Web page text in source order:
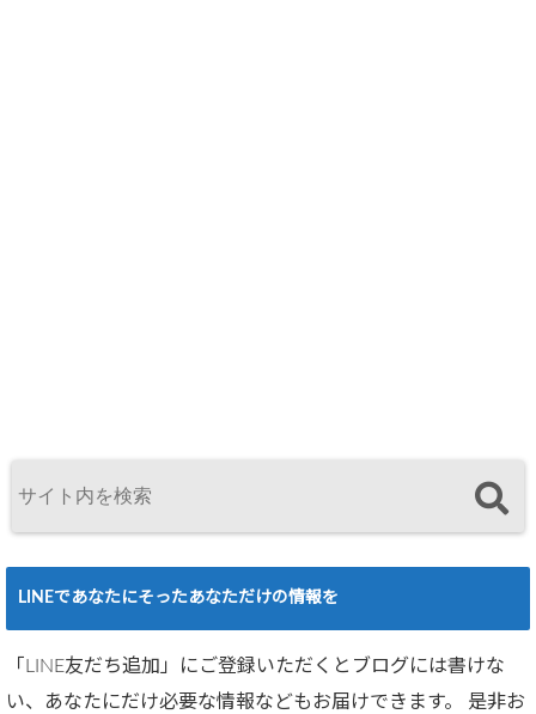
LINEであなたにそったあなただけの情報を
「LINE友だち追加」にご登録いただくとブログには書けな
い、あなたにだけ必要な情報などもお届けできます。 是非お